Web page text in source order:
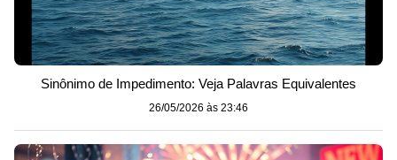
Sinônimo de Impedimento: Veja Palavras Equivalentes
26/05/2026 às 23:46